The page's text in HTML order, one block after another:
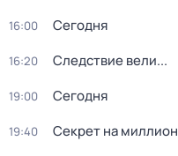
16:00 Сегодня
16:20 Следствие вели...
19:00 Сегодня
19:40 Секрет на миллион